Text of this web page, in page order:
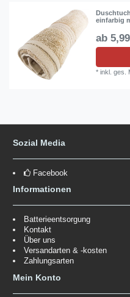
einfarbig
ab
*inkl. ges.
Sozial Media
Facebook
Informationen
Batterieentsorgung
Kontakt
Über uns
Versandarten & -kosten
Zahlungsarten
Mein Konto